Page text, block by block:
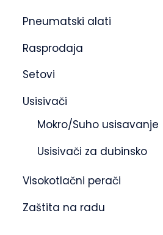
Pneumatski alati
Rasprodaja
Setovi
Usisivači
Mokro/Suho usisavanje
Usisivači za dubinsko
Visokotlačni perači
Zaštita na radu